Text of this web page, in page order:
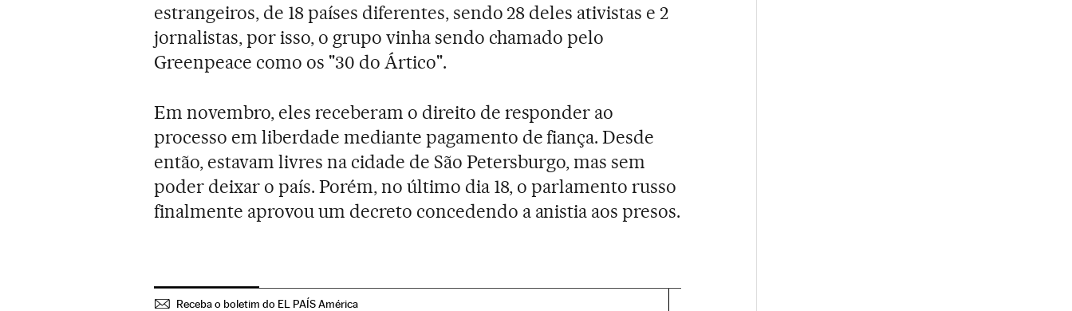
estrangeiros, de 18 países diferentes, sendo 28 deles ativistas e 2
jornalistas, por isso, o grupo vinha sendo chamado pelo
Greenpeace como os "30 do Ártico".
Em novembro, eles receberam o direito de responder ao
processo em liberdade mediante pagamento de fiança. Desde
então, estavam livres na cidade de São Petersburgo, mas sem
poder deixar o país. Porém, no último dia 18, o parlamento russo
finalmente aprovou um decreto concedendo a anistia aos presos.
Receba o boletim do EL PAÍS América